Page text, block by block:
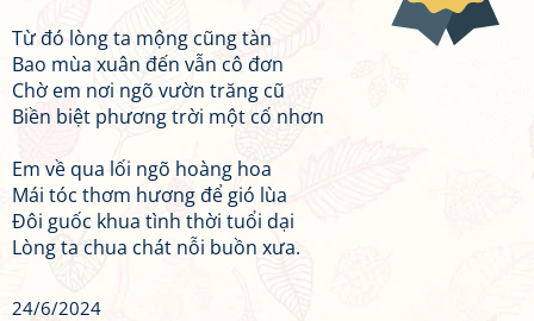
Từ đó lòng ta mộng cũng tàn
Bao mùa xuân đến vẫn cô đơn
Chờ em nơi ngõ vườn trăng cũ
Biền biệt phương trời một cố nhơn
Em về qua lối ngõ hoàng hoa
Mái tóc thơm hương để gió lùa
Đôi guốc khua tình thời tuổi dại
Lòng ta chua chát nỗi buồn xưa.
24/6/2024